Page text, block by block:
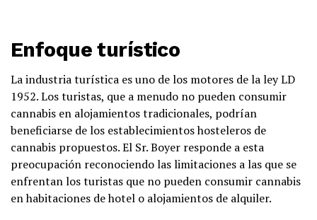
Enfoque turístico
La industria turística es uno de los motores de la ley LD
1952. Los turistas, que a menudo no pueden consumir
cannabis en alojamientos tradicionales, podrían
beneficiarse de los establecimientos hosteleros de
cannabis propuestos. El Sr. Boyer responde a esta
preocupación reconociendo las limitaciones a las que se
enfrentan los turistas que no pueden consumir cannabis
en habitaciones de hotel o alojamientos de alquiler.